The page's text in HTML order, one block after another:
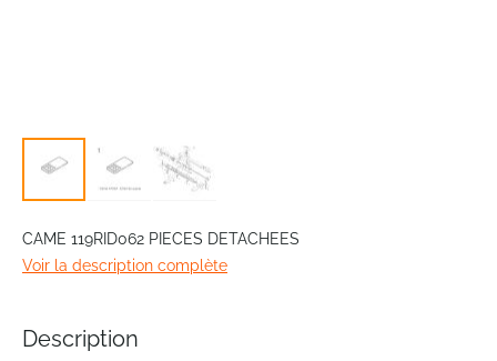
to
the
beginning
images
CAME 119RID062 PIECES DETACHEES
Voir la description complète
Description